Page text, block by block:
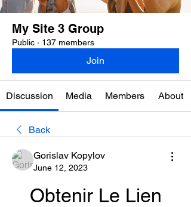
My Site 3 Group
Public · 137 members
Join
Discussion Media Members About
Back
Gorislav Kopylov
June 12, 2023
Obtenir Le Lien